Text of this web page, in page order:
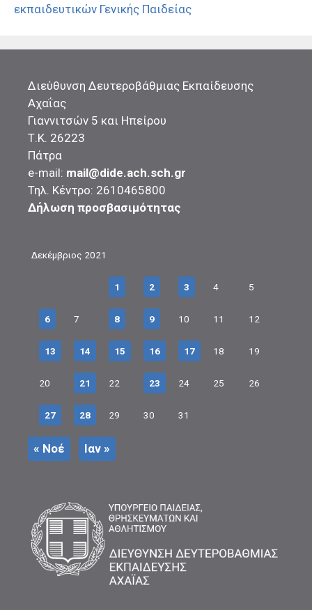
εκπαιδευτικών Γενικής Παιδείας
Διεύθυνση Δευτεροβάθμιας Εκπαίδευσης
Αχαΐας
Γιαννιτσών 5 και Ηπείρου
Τ.Κ. 26223
Πάτρα
e-mail: mail@dide.ach.sch.gr
Τηλ. Κέντρο: 2610465800
Δήλωση προσβασιμότητας
Δεκέμβριος 2021
1 2 3 4 5
6 7 8 9 10 11 12
13 14 15 16 17 18 19
20 21 22 23 24 25 26
27 28 29 30 31
« Νοέ Ιαν »